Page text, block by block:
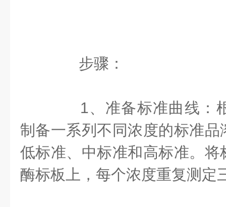
步骤：
1、准备标准曲线：
制备一系列不同浓度的标准
低标准、中标准和高标准。
酶标板上，每个浓度重复测定